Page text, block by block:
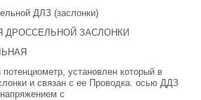
ДЛЗ (заслонки)
ДРОССЕЛЬНОЙ ЗАСЛОНКИ
установлен который в
и связан с ее Проводка. осью ДДЗ
с